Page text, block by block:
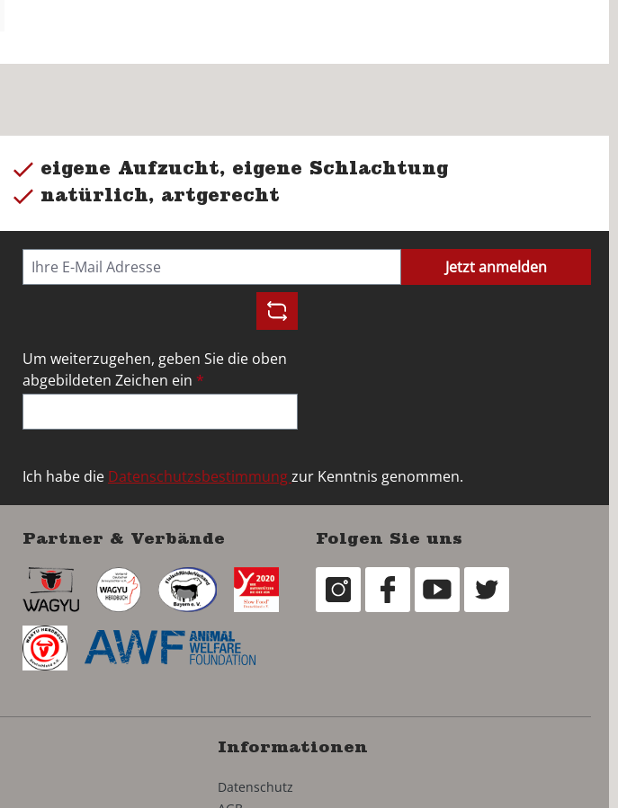
eigene Aufzucht, eigene Schlachtung
natürlich, artgerecht
Jetzt anmelden
Um weiterzugehen, geben Sie die oben
abgebildeten Zeichen ein *
Ich habe die Datenschutzsbestimmungzur Kenntnis genommen.
Partner & Verbände Folgen Sie uns
Informationen
Datenschutz